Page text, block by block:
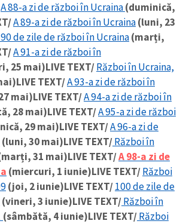
A 88-a zi de război în Ucraina(duminică,
A 89-a zi de război în Ucraina(luni, 23
90 de zile de război în Ucraina(marți,
A 91-a zi de război în
25 mai)LIVE TEXT/Război în Ucraina,
LIVE TEXT/A 93-a zi de război în
mai)LIVE TEXT/A 94-a zi de război în
28 mai)LIVE TEXT/A 95-a zi de război
29 mai)LIVE TEXT/A 96-a zi de
(luni, 30 mai)LIVE TEXT/Război în
31 mai)LIVE TEXT/A 98-a zi de
(miercuri, 1 iunie)LIVE TEXT/Război
(joi, 2 iunie)LIVE TEXT/100 de zile de
(vineri, 3 iunie)LIVE TEXT/Război în
(sâmbătă, 4 iunie)LIVE TEXT/Război